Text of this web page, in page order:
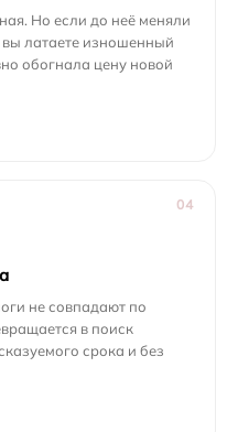
Но если до неё меняли
вы латаете изношенный
обогнала цену новой
04
не совпадают по
в поиск
срока и без